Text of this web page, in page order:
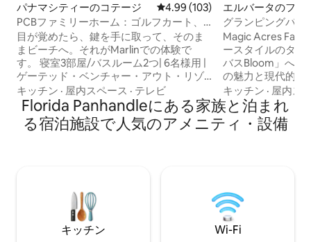
パナマシティーのコテージ レビュー103件、5つ星中4.99つ
4.99 (103)
PCBファミリーホーム：ゴルフカート、
プール、ビーチ
目が覚めたら、鍵を手に取って、そのま
まビーチへ。それがMarlinでの体験で
す。 寝室3部屋/バスルーム2つ| 6名様用 |
ゲーテッド・ベンチャー・アウト・リゾ
ート、パナマシティビーチ 🛺ゴルフカー
ト付き — デポジットなし 🏖️ 共用ビーチ
へのアクセス（Venture Outのゲスト専
用アクセス） 🏊 リゾートプール2つ 🌿 セ
ストが管理組合（HOA）に直接支払う）
車両パス用の有効なメールアドレス 最大2
台の車両。オートバイは車両としてカウ
ントされます。
キッチン · 屋内スペース · テレビ
エルバータのファ
イ
グランピングバス
Magic Acres
ースタイルのタイ
バスBloom」へよ
の魅力と現代的な
です。 このユニークな宿泊先は、半径
480キロ圏内で唯
ゴリの宿泊施設は
Airbnbに掲載さ
り、巨大な樫の木
ピットの周りに集
ーなヤギやミニロ
場をさらに魅力的
キッチン · 屋内ス
Florida Panhandleにある家族と泊まれ
る宿泊施設で人気のアメニティ・設備
キッチン Wi-Fi